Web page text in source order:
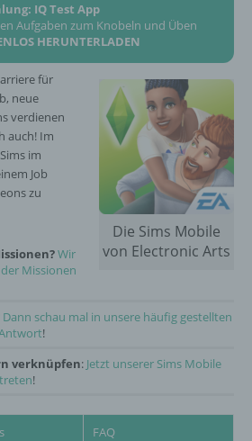
IQ Test App
Aufgaben zum Knobeln und Üben
HERUNTERLADEN
Die Sims Mobile
von Electronic Arts
für
neue
verdienen
auch! Im
im
Job
zu
Wir
Missionen
Dann schau mal in unsere häufig gestellten
!
verknüpfen: Jetzt unserer Sims Mobile
!
FAQ